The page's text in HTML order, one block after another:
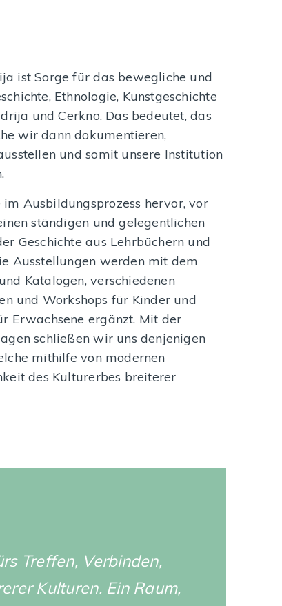
ist Sorge für das bewegliche und
Ethnologie, Kunstgeschichte
und Cerkno. Das bedeutet, das
wir dann dokumentieren,
und somit unsere Institution
Ausbildungsprozess hervor, vor
ständigen und gelegentlichen
Geschichte aus Lehrbüchern und
Ausstellungen werden mit dem
Katalogen, verschiedenen
und Workshops für Kinder und
Erwachsene ergänzt. Mit der
schließen wir uns denjenigen
mithilfe von modernen
des Kulturerbes breiterer
Treffen, Verbinden,
Kulturen. Ein Raum,